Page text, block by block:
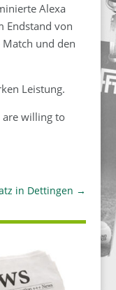
Alexa
Endstand von
und den
Leistung.
are willing to
in Dettingen →